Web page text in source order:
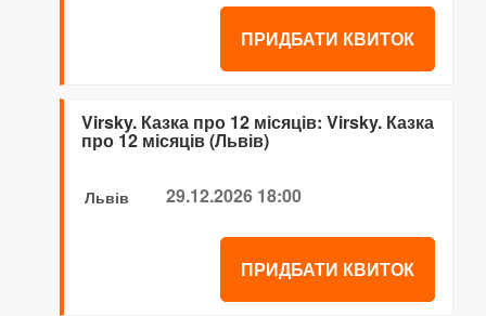
ПРИДБАТИ КВИТОК
Virsky. Казка про 12 місяців: Virsky. Казка
про 12 місяців (Львів)
Львів 29.12.2026 18:00
ПРИДБАТИ КВИТОК